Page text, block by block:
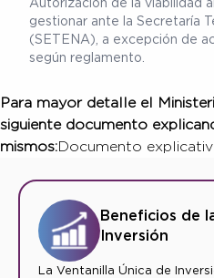
gestionar ante la Secretaría
(SETENA), a excepción de
según reglamento.
Para mayor detalle el
siguiente documento
mismos:Documento
Beneficios de
Inversión
La Ventanilla Única de